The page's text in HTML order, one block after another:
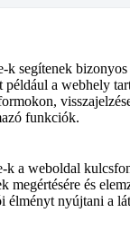
k segítenek
például a webhely
funkciók.
k a weboldal
megértésére és
élményt nyújtani a